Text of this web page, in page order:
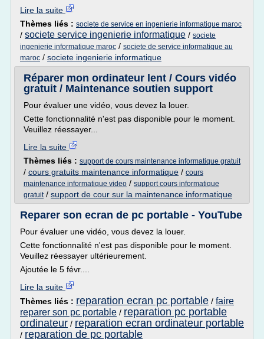
Lire la suite
Thèmes liés : societe de service en ingenierie informatique maroc
/ societe service ingenierie informatique / societe
ingenierie informatique maroc / societe de service informatique au
maroc / societe ingenierie informatique
Réparer mon ordinateur lent / Cours vidéo
gratuit / Maintenance soutien support
Pour évaluer une vidéo, vous devez la louer.
Cette fonctionnalité n'est pas disponible pour le moment.
Veuillez réessayer...
Lire la suite
Thèmes liés : support de cours maintenance informatique gratuit
/ cours gratuits maintenance informatique / cours
maintenance informatique video / support cours informatique
gratuit/ support de cour sur la maintenance informatique
Reparer son ecran de pc portable - YouTube
Pour évaluer une vidéo, vous devez la louer.
Cette fonctionnalité n'est pas disponible pour le moment.
Veuillez réessayer ultérieurement.
Ajoutée le 5 févr....
Lire la suite
Thèmes liés : reparation ecran pc portable / faire
reparer son pc portable / reparation pc portable
ordinateur / reparation ecran ordinateur portable
/ reparation de pc portable